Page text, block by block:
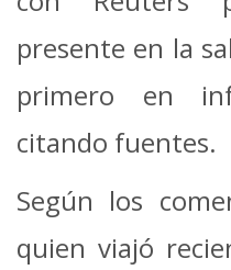
presente en la
primero en
citando fuentes.
Según los
quien viajó